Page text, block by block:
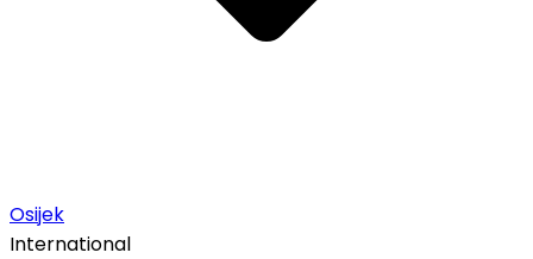
Osijek
International